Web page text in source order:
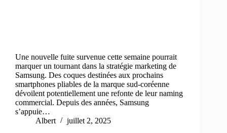
Une nouvelle fuite survenue cette semaine pourrait
marquer un tournant dans la stratégie marketing de
Samsung. Des coques destinées aux prochains
smartphones pliables de la marque sud-coréenne
dévoilent potentiellement une refonte de leur naming
commercial. Depuis des années, Samsung
s’appuie…
Albert
juillet 2, 2025